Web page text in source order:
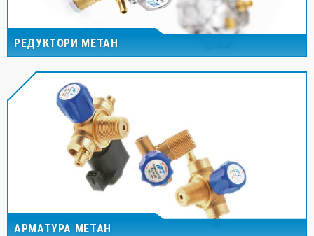
РЕДУКТОРИ МЕТАН
АРМАТУРА МЕТАН